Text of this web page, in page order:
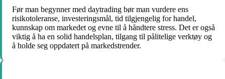
Før man begynner med daytrading bør man vurdere ens
risikotoleranse, investeringsmål, tid tilgjengelig for handel,
kunnskap om markedet og evne til å håndtere stress. Det er også
viktig å ha en solid handelsplan, tilgang til pålitelige verktøy og
å holde seg oppdatert på markedstrender.